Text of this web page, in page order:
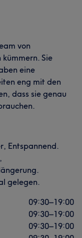
von
Sie
eine
eng mit den
dass sie genau
Entspannend.
gelegen.
09:30–19:00
09:30–19:00
09:30–19:00